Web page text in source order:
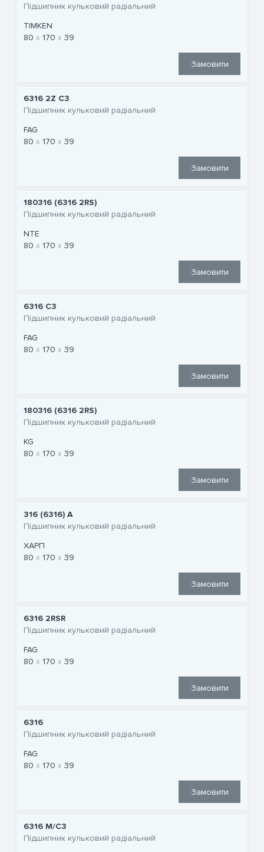
Підшипник кульковий радіальний
TIMKEN
80
170 39
Замовити
6316 2Z C3
Підшипник кульковий радіальний
FAG
80
170 39
Замовити
180316 (6316 2RS)
Підшипник кульковий радіальний
NTE
80
170 39
Замовити
6316 C3
Підшипник кульковий радіальний
FAG
80
170 39
Замовити
180316 (6316 2RS)
Підшипник кульковий радіальний
KG
80
170 39
Замовити
316 (6316) A
Підшипник кульковий радіальний
ХАРП
80
170 39
Замовити
6316 2RSR
Підшипник кульковий радіальний
FAG
80
170 39
Замовити
6316
Підшипник кульковий радіальний
FAG
80
170 39
Замовити
6316 M/C3
Підшипник кульковий радіальний